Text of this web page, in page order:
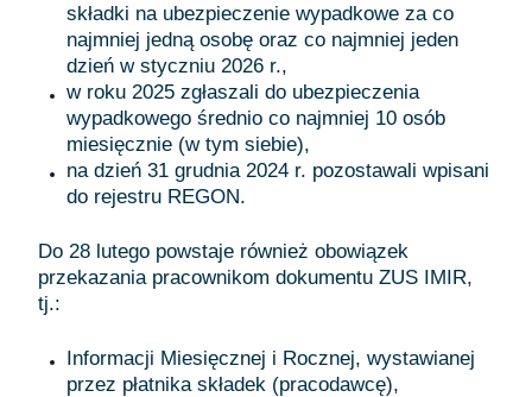
składki na ubezpieczenie wypadkowe za co
najmniej jedną osobę oraz co najmniej jeden
dzień w styczniu 2026 r.,
w roku 2025 zgłaszali do ubezpieczenia
wypadkowego średnio co najmniej 10 osób
miesięcznie (w tym siebie),
na dzień 31 grudnia 2024 r. pozostawali wpisani
do rejestru REGON.
Do 28 lutego powstaje również obowiązek
przekazania pracownikom dokumentu ZUS IMIR,
tj.:
Informacji Miesięcznej i Rocznej, wystawianej
przez płatnika składek (pracodawcę),